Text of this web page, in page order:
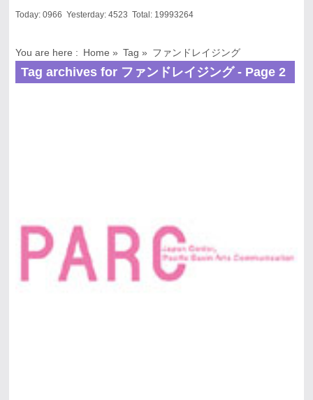
Today: 0966 Yesterday: 4523 Total: 19993264
You are here : Home » Tag » ファンドレイジング
Tag archives for ファンドレイジング - Page 2